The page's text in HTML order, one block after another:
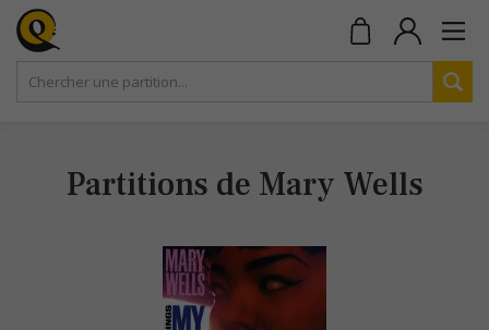
Partitions de Mary Wells